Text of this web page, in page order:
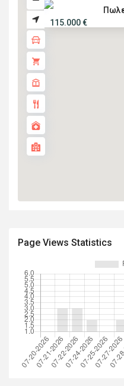
115.000 €
Page Views Statistics